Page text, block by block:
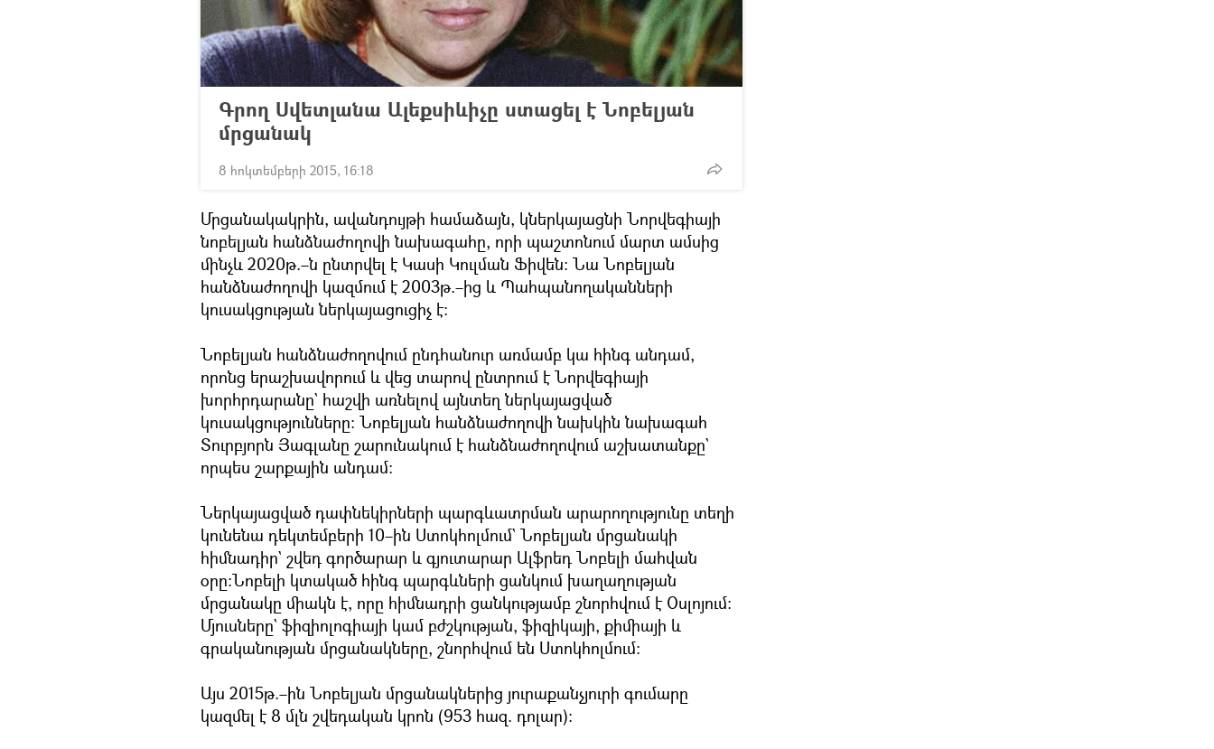
Գրող Սվետլանա Ալեքսիևիչը ստացել է Նոբելյան
մրցանակ
8 հոկտեմբերի 2015, 16:18
Մրցանակակրին, ավանդույթի համաձայն, կներկայացնի Նորվեգիայի
նոբելյան հանձնաժողովի նախագահը, որի պաշտոնում մարտ ամսից
մինչև 2020թ.–ն ընտրվել է Կասի Կուլման Ֆիվեն։ Նա Նոբելյան
հանձնաժողովի կազմում է 2003թ.–ից և Պահպանողականների
կուսակցության ներկայացուցիչ է։
Նոբելյան հանձնաժողովում ընդհանուր առմամբ կա հինգ անդամ,
որոնց երաշխավորում և վեց տարով ընտրում է Նորվեգիայի
խորհրդարանը` հաշվի առնելով այնտեղ ներկայացված
կուսակցությունները։ Նոբելյան հանձնաժողովի նախկին նախագահ
Տուրբյորն Յագլանը շարունակում է հանձնաժողովում աշխատանքը`
որպես շարքային անդամ։
Ներկայացված դափնեկիրների պարգևատրման արարողությունը տեղի
կունենա դեկտեմբերի 10–ին Ստոկհոլմում` Նոբելյան մրցանակի
հիմնադիր` շվեդ գործարար և գյուտարար Ալֆրեդ Նոբելի մահվան
օրը։Նոբելի կտակած հինգ պարգևների ցանկում խաղաղության
մրցանակը միակն է, որը հիմնադրի ցանկությամբ շնորհվում է Օսլոյում։
Մյուսները` ֆիզիոլոգիայի կամ բժշկության, ֆիզիկայի, քիմիայի և
գրականության մրցանակները, շնորհվում են Ստոկհոլմում։
Այս 2015թ.–ին Նոբելյան մրցանակներից յուրաքանչյուրի գումարը
կազմել է 8 մլն շվեդական կրոն (953 հազ. դոլար)։